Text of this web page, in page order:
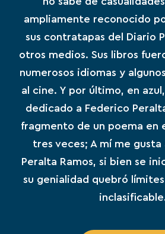
ampliamente reconocido
sus contratapas del Diario
otros medios. Sus libros
numerosos idiomas y
al cine. Y por último, en
dedicado a Federico
fragmento de un poema en
tres veces; A mí me gusta
Peralta Ramos, si bien se
su genialidad quebró